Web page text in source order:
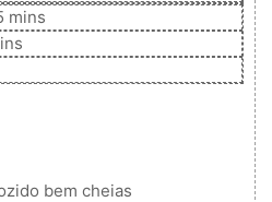
minutos
mins
bem cheias